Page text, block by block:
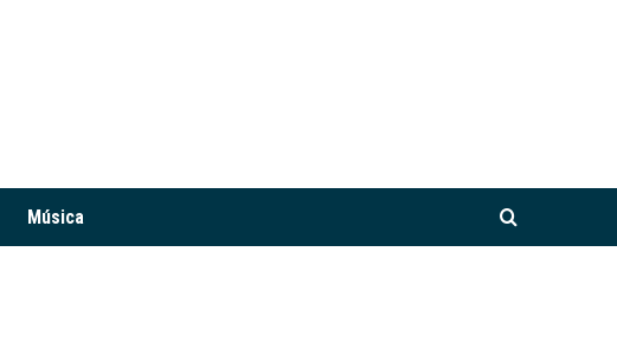
Música